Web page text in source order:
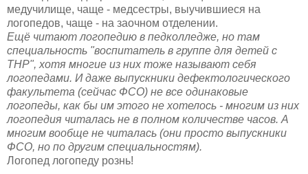
медучилище, чаще - медсестры, выучившиеся на
логопедов, чаще - на заочном отделении.
Ещё читают логопедию в педколледже, но там
специальность "воспитатель в группе для детей с
ТНР", хотя многие из них тоже называют себя
логопедами. И даже выпускники дефектологического
факультета (сейчас ФСО) не все одинаковые
логопеды, как бы им этого не хотелось - многим из них
логопедия читалась не в полном количестве часов. А
многим вообще не читалась (они просто выпускники
ФСО, но по другим специальностям).
Логопед логопеду рознь!